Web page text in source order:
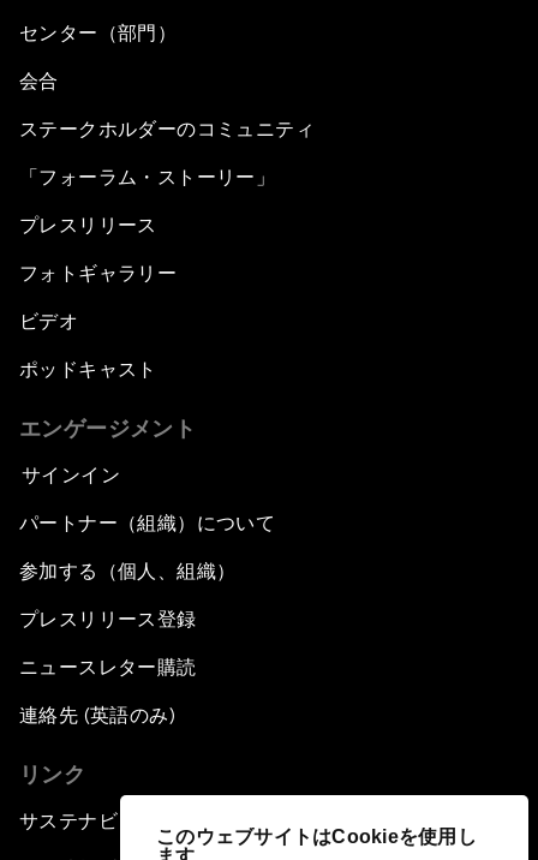
このウェブサイトはCookieを使用し
ます
センター（部門）
会合
ステークホルダーのコミュニティ
「フォーラム・ストーリー」
プレスリリース
フォトギャラリー
ビデオ
ポッドキャスト
エンゲージメント
サインイン
パートナー（組織）について
参加する（個人、組織）
プレスリリース登録
ニュースレター購読
連絡先 (英語のみ)
リンク
サステナビリティへの取り組み